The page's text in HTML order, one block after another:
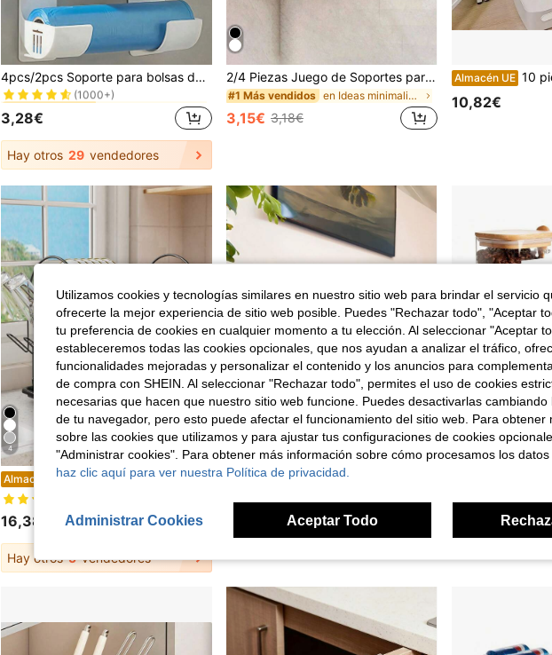
4pcs/2pcs Soporte para bolsas de basura, Estante para bolsas de basura, Soporte para bolsas de plástico, Estante de almacenamiento para bolsas de basura, Soporte portátil para bolsas de basura, Soporte para bolsas de plástico montado en la pared, Soporte para bolsas de basura, Estante organizador de almacenamiento para bolsas de basura, Soporte para bolsas de basura, Estante de almacenamiento de cocina con espacio ajustable.
#9 Más vendidos
en Almacenamiento de la mesa del comedor de Ramadá
(1000+)
#9 Más vendidos
#9 Más vendidos
#9 Más vendidos
en Almacenamiento de la mesa del comedor de Ramadá
(1000+)
3,28€
Hay otros 29 vendedores
2/4 Piezas Juego de Soportes para Esponjas - Montaje en Pared sin Taladrar Estante de Almacenamiento para Esponja, Paño de Cocina y Toallitas - Diseño Moderno, Esencial para Volver a la Escuela
#1 Más vendidos en Ideas minimalistas de almacenamiento para el ho
3,15€ 3,18€
Almacén UE 10 piezas Cajas de almacenamiento de plástico pequeñas
10,82€
4
Almacén UE Escurridor de platos de 2 niveles para encimera de cocina con drenaje automático, escurridor de platos a prueba de óxido con soporte para utensilios y secador, estante para platos, escurridor de platos ahorrador de espacio, organizador de cocina, Día del Maestro, Copa del Mundo
16,38€
Hay otros5vendedores
5,02€
Utilizamos cookies y tecnologías similares en nuestro sitio web para brindar el servicio
ofrecerte la mejor experiencia de sitio web posible. Puedes "Rechazar todo", "Aceptar
tu preferencia de cookies en cualquier momento a tu elección. Al seleccionar "Aceptar
estableceremos todas las cookies opcionales, que nos ayudan a analizar el tráfico,
funcionalidades mejoradas y personalizar el contenido y los anuncios para
de compra con SHEIN. Al seleccionar "Rechazar todo", permites el uso de cookies
necesarias que hacen que nuestro sitio web funcione. Puedes desactivarlas cambiando
de tu navegador, pero esto puede afectar el funcionamiento del sitio web. Para obtener
sobre las cookies que utilizamos y para ajustar tus configuraciones de cookies
"Administrar cookies". Para obtener más información sobre cómo procesamos los datos
haz clic aquí para ver nuestra Política de privacidad.
Administrar Cookies Aceptar Todo